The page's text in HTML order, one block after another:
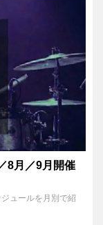
8月／9月開催
ュールを月別で紹